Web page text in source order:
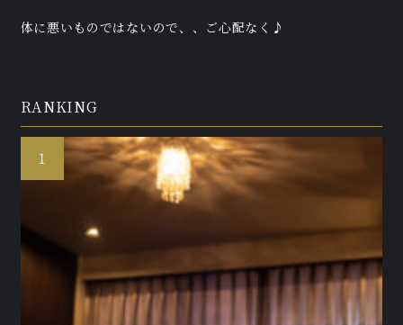
体に悪いものではないので、、ご心配なく♪
RANKING